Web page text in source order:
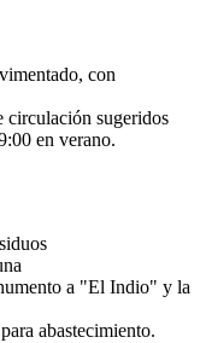
con
circulación sugeridos
en verano.
a "El Indio" y la
abastecimiento.